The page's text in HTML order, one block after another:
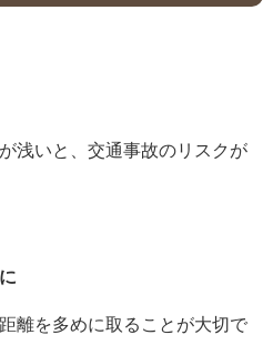
浅いと、交通事故のリスクが
離を多めに取ることが大切で